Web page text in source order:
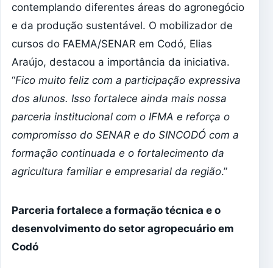
contemplando diferentes áreas do agronegócio
e da produção sustentável. O mobilizador de
cursos do FAEMA/SENAR em Codó, Elias
Araújo, destacou a importância da iniciativa.
“Fico muito feliz com a participação expressiva
dos alunos. Isso fortalece ainda mais nossa
parceria institucional com o IFMA e reforça o
compromisso do SENAR e do SINCODÓ com a
formação continuada e o fortalecimento da
agricultura familiar e empresarial da região.”
Parceria fortalece a formação técnica e o
desenvolvimento do setor agropecuário em
Codó